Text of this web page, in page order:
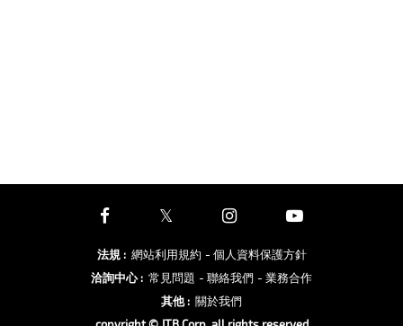
法規: 網站利用規約 - 個人資料保護方針
洽詢中心: 常見問題 - 聯絡我們 - 業務合作
其他: 關於我們